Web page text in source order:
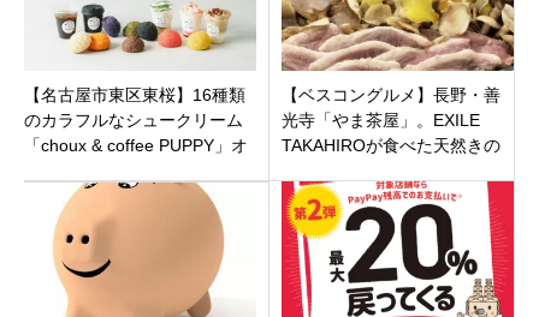
【名古屋市東区東桜】16種類
のカラフルなシュークリーム
「choux & coffee PUPPY」オ
【ベスコングルメ】長野・善
光寺「やま茶屋」。EXILE
TAKAHIROが食べた天然きの